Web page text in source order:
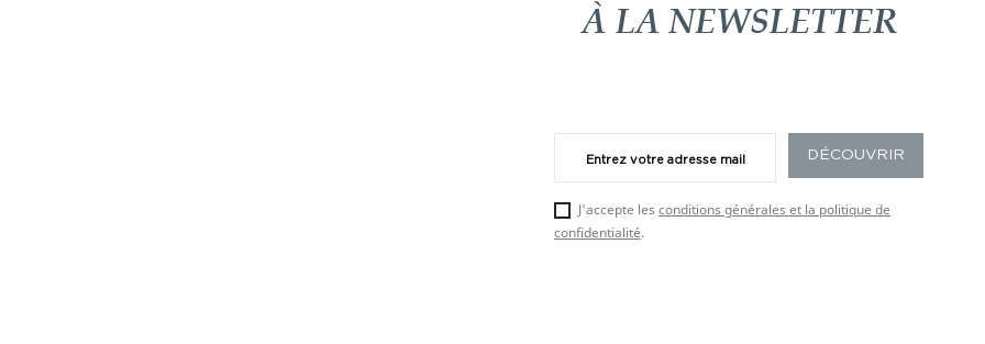
À LA NEWSLETTER
J'accepte les conditions générales et la politique de
confidentialité.